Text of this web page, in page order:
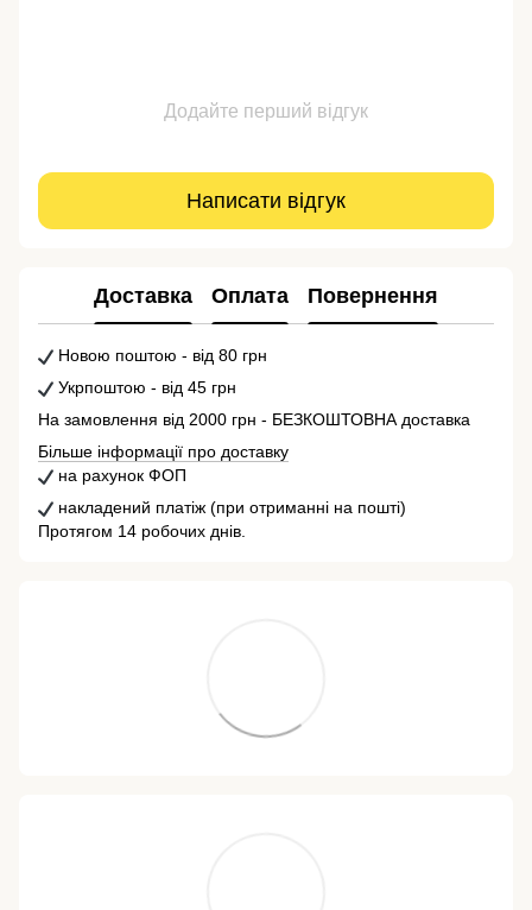
Додайте перший відгук
Написати відгук
Доставка Оплата Повернення
Новою поштою - від 80 грн
Укрпоштою - від 45 грн
На замовлення від 2000 грн - БЕЗКОШТОВНА доставка
Більше інформації про доставку
на рахунок ФОП
накладений платіж (при отриманні на пошті)
Протягом 14 робочих днів.